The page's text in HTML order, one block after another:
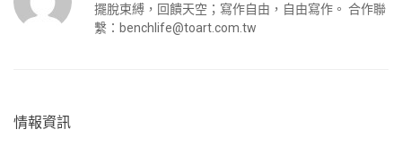
擺脫束縛，回饋天空；寫作自由，自由寫作。 合作聯
繫： benchlife@toart.com.tw
情報資訊